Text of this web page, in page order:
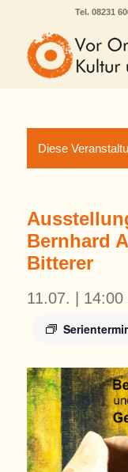
Tel. 08231
Diese
Bernhard
Bitterer
11.07. | 14:00